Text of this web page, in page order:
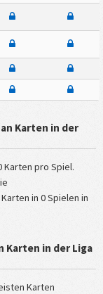
Karten in der
Karten pro Spiel.
in 0 Spielen in
Karten in der Liga
Karten